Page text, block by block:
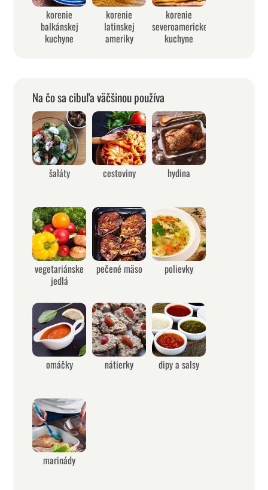
korenie
balkánskej
kuchyne
korenie
latinskej
ameriky
korenie
severoamerickej
kuchyne
Na čo sa cibuľa väčšinou používa
šaláty cestoviny hydina
vegetariánske
jedlá
pečené mäso polievky
omáčky nátierky dipy a salsy
marinády